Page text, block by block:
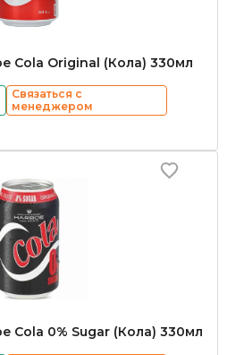
Cola Original (Кола) 330мл
Связаться с
менеджером
Cola 0% Sugar (Кола) 330мл